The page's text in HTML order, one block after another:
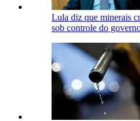
Lula diz que minerais
sob controle do